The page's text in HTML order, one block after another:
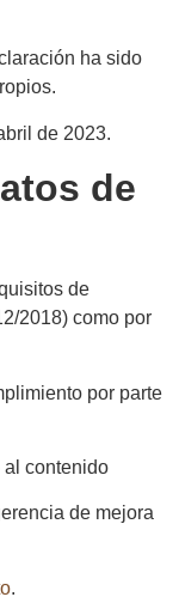
ha sido
de 2023.
de
de
2018) como por
por parte
al contenido
de mejora
.